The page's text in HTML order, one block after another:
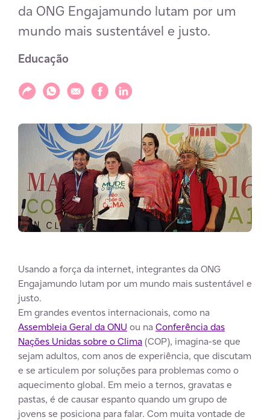
da ONG Engajamundo lutam por um
mundo mais sustentável e justo.
Educação
Compartilhar
Compartilhar via WhatsApp
Compartilhar via E-mail
Compartilhar via Facebook
Compartilhar via LinkedIn
Usando a força da internet, integrantes da ONG
Engajamundo lutam por um mundo mais sustentável e
justo.
Em grandes eventos internacionais, como na
Assembleia Geral da ONU ou na Conferência das
Nações Unidas sobre o Clima(COP), imagina-se que
sejam adultos, com anos de experiência, que discutam
e se articulem por soluções para problemas como o
aquecimento global. Em meio a ternos, gravatas e
pastas, é de causar espanto quando um grupo de
jovens se posiciona para falar. Com muita vontade de